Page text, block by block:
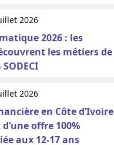
2026
2026 : les
les métiers de
2026
en Côte d’Ivoire
offre 100%
aux 12-17 ans